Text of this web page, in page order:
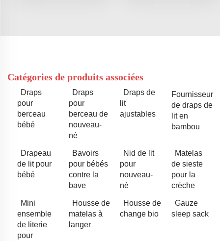
Catégories de produits associées
Draps
pour
berceau
bébé
Draps
pour
berceau de
nouveau-
né
Draps de
lit
ajustables
Fournisseur
de draps de
lit en
bambou
Drapeau
de lit pour
bébé
Bavoirs
pour bébés
contre la
bave
Nid de lit
pour
nouveau-
né
Matelas
de sieste
pour la
crèche
Mini
ensemble
de literie
pour
Housse de
matelas à
langer
Housse de
change bio
Gauze
sleep sack